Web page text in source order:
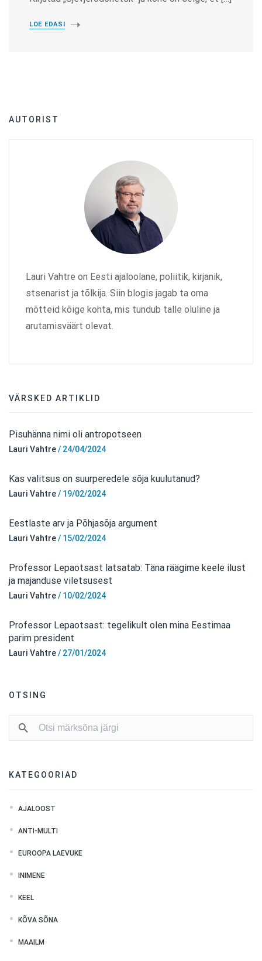
LOE EDASI
AUTORIST
Lauri Vahtre on Eesti ajaloolane, poliitik, kirjanik,
stsenarist ja tõlkija. Siin blogis jagab ta oma
mõtteid kõige kohta, mis tundub talle oluline ja
arutamisväärt olevat.
VÄRSKED ARTIKLID
Pisuhänna nimi oli antropotseen
Lauri Vahtre/ 24/04/2024
Kas valitsus on suurperedele sõja kuulutanud?
Lauri Vahtre/ 19/02/2024
Eestlaste arv ja Põhjasõja argument
Lauri Vahtre/ 15/02/2024
Professor Lepaotsast latsatab: Täna räägime keele ilust
ja majanduse viletsusest
Lauri Vahtre/ 10/02/2024
Professor Lepaotsast: tegelikult olen mina Eestimaa
parim president
Lauri Vahtre/ 27/01/2024
OTSING
KATEGOORIAD
AJALOOST
ANTI-MULTI
EUROOPA LAEVUKE
INIMENE
KEEL
KÕVA SÕNA
MAAILM